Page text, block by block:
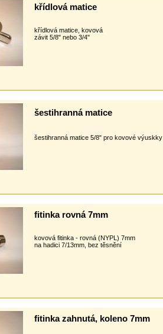
křídlová matice
křídlová matice, kovová
závit 5/8" nebo 3/4"
šestihranná matice
šestihranná matice 5/8" pro kovové výuskky
fitinka rovná 7mm
kovová fitinka - rovná (NYPL) 7mm
na hadici 7/13mm, bez těsnění
fitinka zahnutá, koleno 7mm